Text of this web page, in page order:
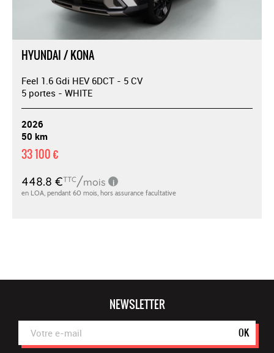
HYUNDAI / KONA
Feel 1.6 Gdi HEV 6DCT - 5 CV
5 portes - WHITE
2026
50 km
33 100 €
NEWSLETTER
OK